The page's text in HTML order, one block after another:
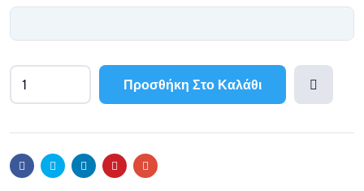
Προσθήκη Στο Καλάθι
FacebookTwitter LinkedinPinterestEmail